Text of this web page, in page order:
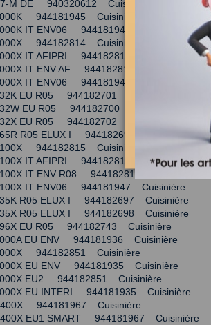
M DE 940320612 Cuisinière
944181945 Cuisinière
IT ENV06 944181945 Cuisinière
944182814 Cuisinière
IT AFIPRI 944182814 Cuisinière
IT ENV AF 944182814 Cuisinière
IT ENV06 944181946 Cuisinière
EU R05 944182701 Cuisinière
EU R05 944182700 Cuisinière
EU R05 944182702 Cuisinière
R05 ELUX I 944182699 Cuisinière
944182815 Cuisinière
IT AFIPRI 944182815 Cuisinière
IT ENV R08 944182815 Cuisinière
IT ENV06 944181947 Cuisinière
R05 ELUX I 944182697 Cuisinière
R05 ELUX I 944182698 Cuisinière
EU R05 944182743 Cuisinière
EU ENV 944181936 Cuisinière
944182851 Cuisinière
EU ENV 944181935 Cuisinière
EU2 944182851 Cuisinière
EU INTERI 944181935 Cuisinière
944181967 Cuisinière
EU1 SMART 944181967 Cuisinière